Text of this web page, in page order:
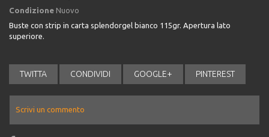
Condizione Nuovo
Buste con strip in carta splendorgel bianco 115gr. Apertura lato
superiore.
TWITTA CONDIVIDI GOOGLE+ PINTEREST
Scrivi un commento